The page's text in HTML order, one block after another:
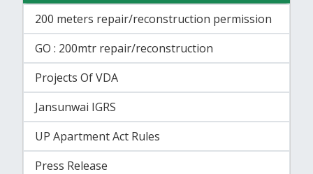
200 meters repair/reconstruction permission
GO : 200mtr repair/reconstruction
Projects Of VDA
Jansunwai IGRS
UP Apartment Act Rules
Press Release